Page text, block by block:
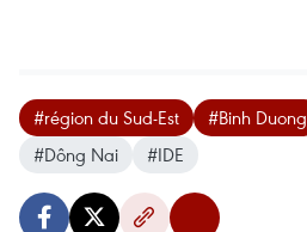
#région du Sud-Est #Binh Duong
#Dông Nai
#IDE